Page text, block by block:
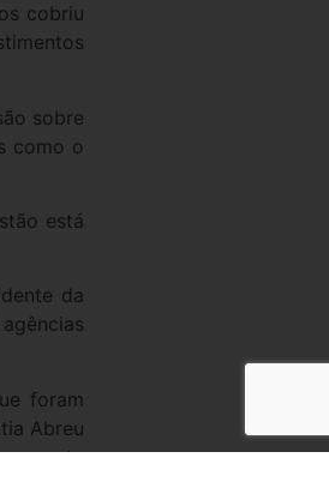
cobriu
sobre
como o
está
da
foram
Abreu